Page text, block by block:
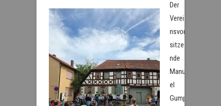
Der
Verei
nsvor
sitze
nde
Manu
el
Gump